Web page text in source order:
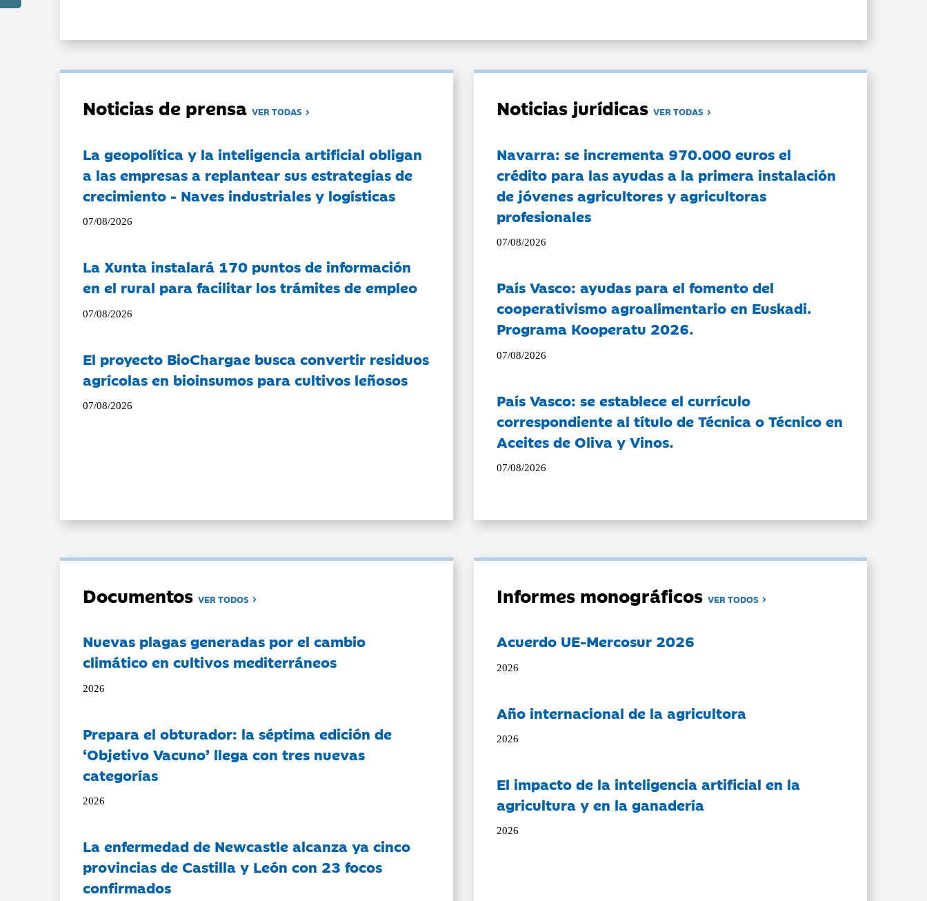
Noticias de prensaVER TODAS
La geopolítica y la inteligencia artificial obligan
a las empresas a replantear sus estrategias de
crecimiento - Naves industriales y logísticas
07/08/2026
La Xunta instalará 170 puntos de información
en el rural para facilitar los trámites de empleo
07/08/2026
El proyecto BioChargae busca convertir residuos
agrícolas en bioinsumos para cultivos leñosos
07/08/2026
Noticias jurídicasVER TODAS
Navarra: se incrementa 970.000 euros el
crédito para las ayudas a la primera instalación
de jóvenes agricultores y agricultoras
profesionales
07/08/2026
País Vasco: ayudas para el fomento del
cooperativismo agroalimentario en Euskadi.
Programa Kooperatu 2026.
07/08/2026
País Vasco: se establece el currículo
correspondiente al título de Técnica o Técnico en
Aceites de Oliva y Vinos.
07/08/2026
DocumentosVER TODOS
Nuevas plagas generadas por el cambio
climático en cultivos mediterráneos
2026
Prepara el obturador: la séptima edición de
‘Objetivo Vacuno’ llega con tres nuevas
categorías
2026
La enfermedad de Newcastle alcanza ya cinco
provincias de Castilla y León con 23 focos
confirmados
Informes monográficosVER TODOS
Acuerdo UE-Mercosur 2026
2026
Año internacional de la agricultora
2026
El impacto de la inteligencia artificial en la
agricultura y en la ganadería
2026